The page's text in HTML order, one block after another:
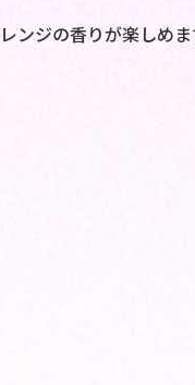
ンジの香りが楽しめま